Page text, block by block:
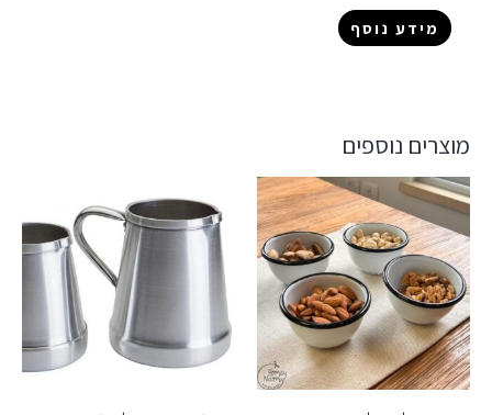
מידע נוסף
מוצרים נוספים